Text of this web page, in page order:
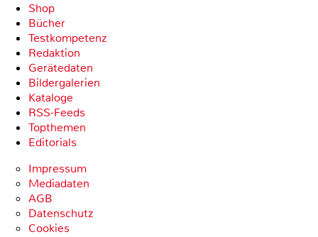
Shop
Bücher
Testkompetenz
Redaktion
Gerätedaten
Bildergalerien
Kataloge
RSS-Feeds
Topthemen
Editorials
Impressum
Mediadaten
AGB
Datenschutz
Cookies